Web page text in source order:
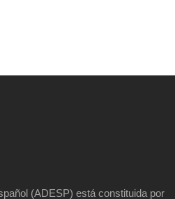
(ADESP) está constituida por